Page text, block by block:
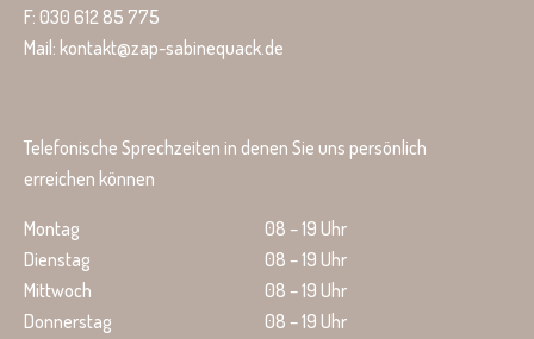
F: 030 612 85 775
Mail: kontakt@zap-sabinequack.de
Telefonische Sprechzeiten in denen Sie uns persönlich
erreichen können
Montag
08 – 19 Uhr
Dienstag
08 – 19 Uhr
Mittwoch
08 – 19 Uhr
Donnerstag
08 – 19 Uhr